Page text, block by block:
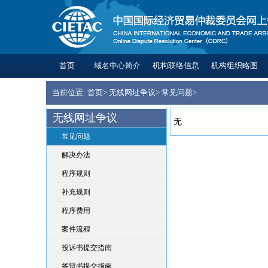
首页 域名中心简介 机构联络信息 机构组织略图
当前位置: 首页> 无线网址争议> 常见问题>
无线网址争议
常见问题
解决办法
程序规则
补充规则
程序费用
案件流程
投诉书提交指南
答辩书提交指南
无